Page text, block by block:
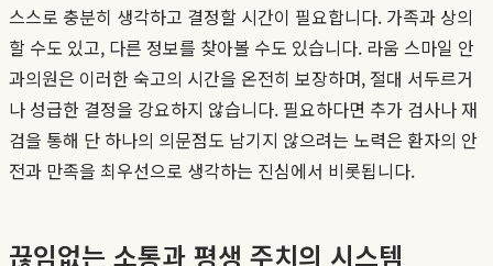
스스로 충분히 생각하고 결정할 시간이 필요합니다. 가족과 상의
할 수도 있고, 다른 정보를 찾아볼 수도 있습니다. 라움 스마일 안
과의원은 이러한 숙고의 시간을 온전히 보장하며, 절대 서두르거
나 성급한 결정을 강요하지 않습니다. 필요하다면 추가 검사나 재
검을 통해 단 하나의 의문점도 남기지 않으려는 노력은 환자의 안
전과 만족을 최우선으로 생각하는 진심에서 비롯됩니다.
끊임없는 소통과 평생 주치의 시스템